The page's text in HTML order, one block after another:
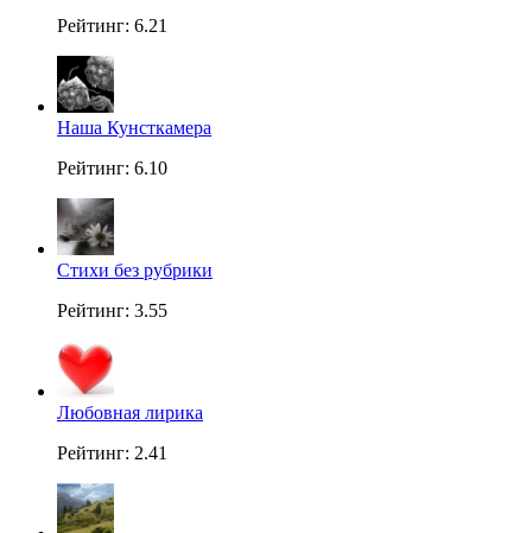
Рейтинг: 6.21
Наша Кунсткамера
Рейтинг: 6.10
Стихи без рубрики
Рейтинг: 3.55
Любовная лирика
Рейтинг: 2.41